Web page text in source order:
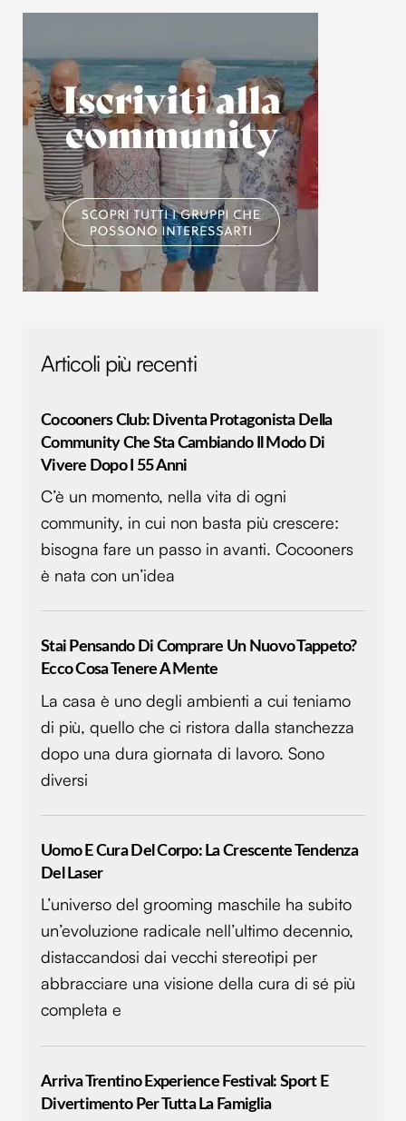
Articoli più recenti
Cocooners Club: Diventa Protagonista Della
Community Che Sta Cambiando Il Modo Di
Vivere Dopo I 55 Anni
C’è un momento, nella vita di ogni
community, in cui non basta più crescere:
bisogna fare un passo in avanti. Cocooners
è nata con un’idea
Stai Pensando Di Comprare Un Nuovo Tappeto?
Ecco Cosa Tenere A Mente
La casa è uno degli ambienti a cui teniamo
di più, quello che ci ristora dalla stanchezza
dopo una dura giornata di lavoro. Sono
diversi
Uomo E Cura Del Corpo: La Crescente Tendenza
Del Laser
L’universo del grooming maschile ha subito
un’evoluzione radicale nell’ultimo decennio,
distaccandosi dai vecchi stereotipi per
abbracciare una visione della cura di sé più
completa e
Arriva Trentino Experience Festival: Sport E
Divertimento Per Tutta La Famiglia